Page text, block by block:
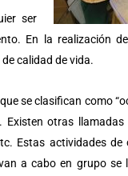
ser
En la realización
calidad de vida.
se clasifican como
otras llamadas
Estas actividades de
a cabo en grupo